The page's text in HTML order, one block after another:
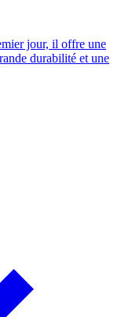
jour, il offre une
durabilité et une